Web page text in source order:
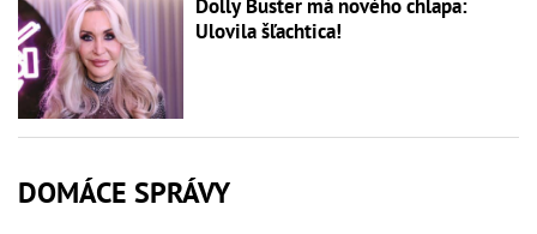
Dolly Buster má nového chlapa:
Ulovila šľachtica!
DOMÁCE SPRÁVY